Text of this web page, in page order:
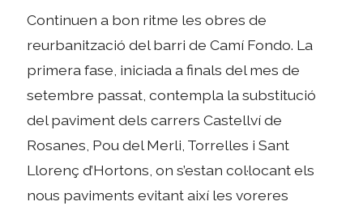
Continuen a bon ritme les obres de
reurbanització del barri de Camí Fondo. La
primera fase, iniciada a finals del mes de
setembre passat, contempla la substitució
del paviment dels carrers Castellví de
Rosanes, Pou del Merli, Torrelles i Sant
Llorenç d’Hortons, on s’estan col·locant els
nous paviments evitant així les voreres